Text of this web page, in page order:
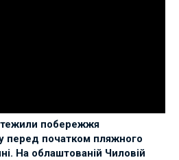
побережжя
перед початком пляжного
На облаштованій Чиловій